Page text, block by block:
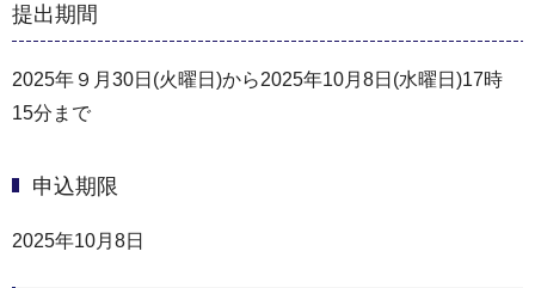
提出期間
2025年９月30日(火曜日)から2025年10月8日(水曜日)17時
15分まで
申込期限
2025年10月8日